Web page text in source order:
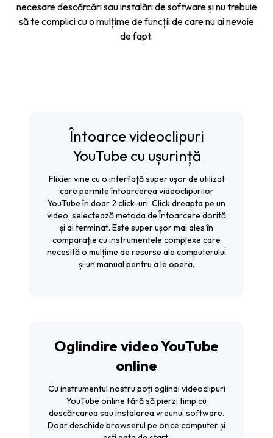
necesare descărcări sau instalări de software și nu trebuie
să te complici cu o mulțime de funcții de care nu ai nevoie
de fapt.
Întoarce videoclipuri
YouTube cu ușurință
Flixier vine cu o interfață super ușor de utilizat
care permite întoarcerea videoclipurilor
YouTube în doar 2 click-uri. Click dreapta pe un
video, selectează metoda de Întoarcere dorită
și ai terminat. Este super ușor mai ales în
comparație cu instrumentele complexe care
necesită o mulțime de resurse ale computerului
și un manual pentru a le opera.
Oglindire video YouTube
online
Cu instrumentul nostru poți oglindi videoclipuri
YouTube online fără să pierzi timp cu
descărcarea sau instalarea vreunui software.
Doar deschide browserul pe orice computer și